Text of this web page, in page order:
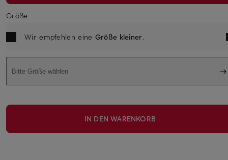
Größe
Wir empfehlen eine Größe kleiner.
Bitte Größe wählen
IN DEN WARENKORB